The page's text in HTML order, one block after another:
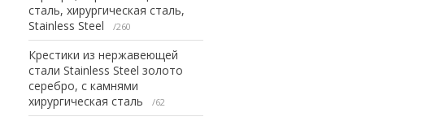
сталь, хирургическая сталь,
Stainless Steel
260
Крестики из нержавеющей
стали Stainless Steel золото
серебро, с камнями
хирургическая сталь
62